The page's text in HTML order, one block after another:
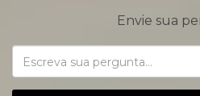
Envie sua